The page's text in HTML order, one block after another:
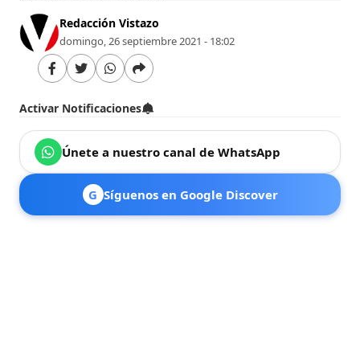
Redacción Vistazo
domingo, 26 septiembre 2021 - 18:02
Activar Notificaciones
Únete a nuestro canal de WhatsApp
G Síguenos en Google Discover